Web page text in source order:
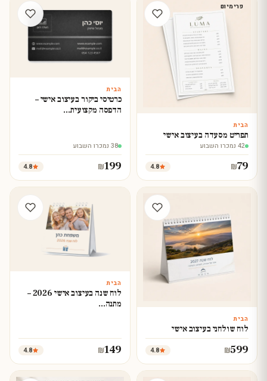
פרימיום
עצב עכשיו
הבית
תפריט מסעדה בעיצוב אישי
42 נמכרו השבוע
₪79
4.8
עצב עכשיו
הבית
כרטיסי ביקור בעיצוב אישי –
הדפסה מקצועית…
38 נמכרו השבוע
₪199
4.8
עצב עכשיו
הבית
לוח שולחני בעיצוב אישי
₪599
4.8
עצב עכשיו
הבית
לוח שנה בעיצוב אישי 2026 –
מתנה…
₪149
4.8